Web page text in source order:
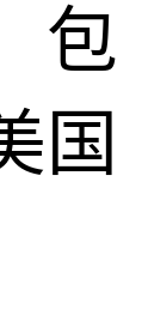
包
国